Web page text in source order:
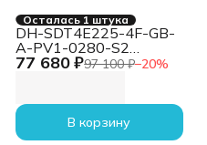
Осталась 1 штука
77 680 ₽97 100 ₽−20%
DH-SDT4E225-4F-GB-
A-PV1-0280-S2
Уличная купольная
30м, Led 30м
(панорамный модуль)
1/2.8" 2Мп CMOS ИК
В корзину